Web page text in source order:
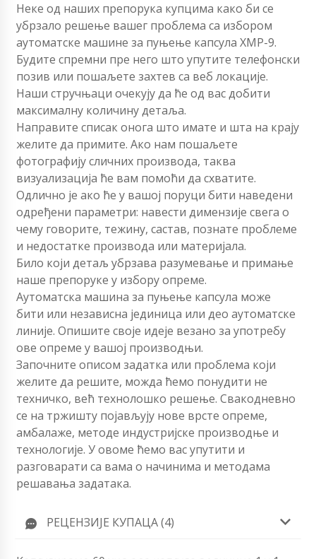
Неке од наших препорука купцима како би се
убрзало решење вашег проблема са избором
аутоматске машине за пуњење капсула ХМР-9.
Будите спремни пре него што упутите телефонски
позив или пошаљете захтев са веб локације.
Наши стручњаци очекују да ће од вас добити
максималну количину детаља.
Направите списак онога што имате и шта на крају
желите да примите. Ако нам пошаљете
фотографију сличних производа, таква
визуализација ће вам помоћи да схватите.
Одлично је ако ће у вашој поруци бити наведени
одређени параметри: навести димензије свега о
чему говорите, тежину, састав, познате проблеме
и недостатке производа или материјала.
Било који детаљ убрзава разумевање и примање
наше препоруке у избору опреме.
Аутоматска машина за пуњење капсула може
бити или независна јединица или део аутоматске
линије. Опишите своје идеје везано за употребу
ове опреме у вашој производњи.
Започните описом задатка или проблема који
желите да решите, можда ћемо понудити не
техничко, већ технолошко решење. Свакодневно
се на тржишту појављују нове врсте опреме,
амбалаже, методе индустријске производње и
технологије. У овоме ћемо вас упутити и
разговарати са вама о начинима и методама
решавања задатака.
РЕЦЕНЗИЈЕ КУПАЦА (4)